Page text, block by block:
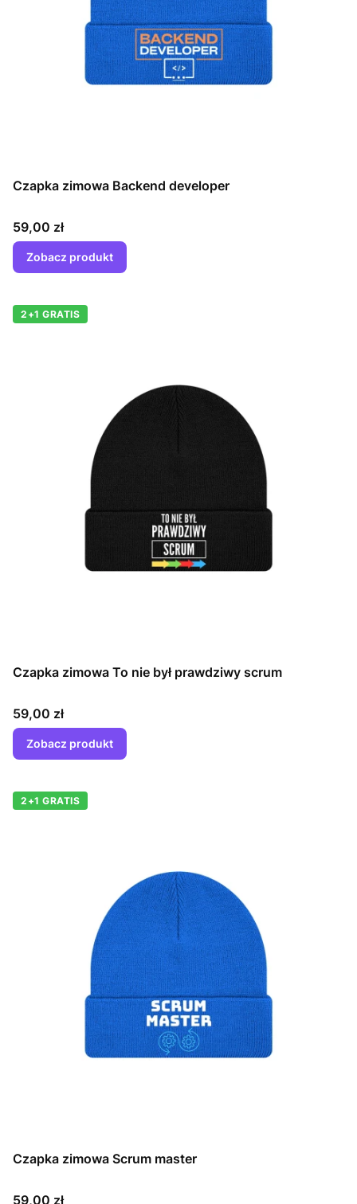
Czapka zimowa Backend developer
Cena
59,00 zł
Zobacz produkt
2+1 GRATIS
Czapka zimowa To nie był prawdziwy scrum
Cena
59,00 zł
Zobacz produkt
2+1 GRATIS
Czapka zimowa Scrum master
Cena
59,00 zł